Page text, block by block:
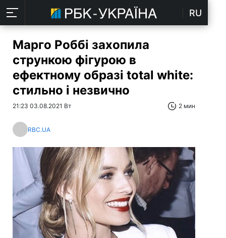
RU
Марго Роббі захопила
стрункою фігурою в
ефектному образі total white:
стильно і незвично
21:23 03.08.2021 Вт 2 мин
RBC.UA